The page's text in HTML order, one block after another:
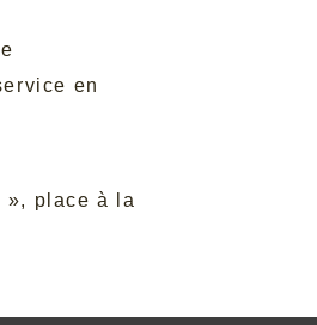
en
», place à la